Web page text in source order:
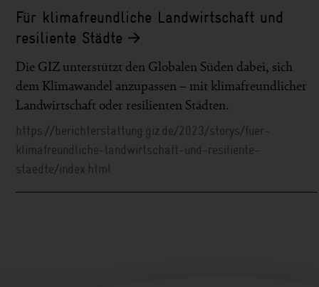
Für klimafreundliche Landwirtschaft und
resiliente Städte
Die GIZ unterstützt den Globalen Süden dabei, sich
dem Klimawandel anzupassen – mit klimafreundlicher
Landwirtschaft oder resilienten Städten.
https://berichterstattung.giz.de/2023/storys/fuer-
klimafreundliche-landwirtschaft-und-resiliente-
staedte/index.html